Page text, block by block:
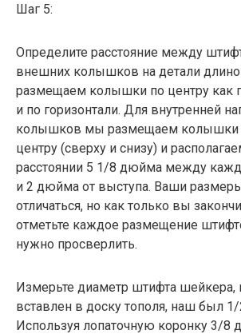
Шаг 5:
Определите расстояние между
внешних колышков на детали
размещаем колышки по центру как
и по горизонтали. Для внутренней
колышков мы размещаем колышки
центру (сверху и снизу) и
расстоянии 5 1/8 дюйма между
и 2 дюйма от выступа. Ваши
отличаться, но как только вы
отметьте каждое размещение
нужно просверлить.
Измерьте диаметр штифта шейкера,
вставлен в доску тополя, наш был
Используя лопаточную коронку 3/8